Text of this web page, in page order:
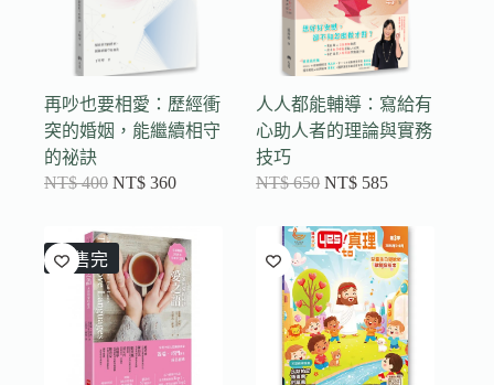
再吵也要相愛：歷經衝
突的婚姻，能繼續相守
的祕訣
NT$400 NT$ 360
人人都能輔導：寫給有
心助人者的理論與實務
技巧
NT$650 NT$ 585
已售完